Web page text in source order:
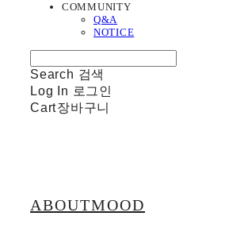
COMMUNITY
Q&A
NOTICE
Search 검색
Log In 로그인
Cart장바구니
ABOUTMOOD